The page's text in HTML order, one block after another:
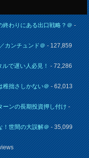
終わりにある出口戦略？＠-
カンチュンド＠- 127,859
ルで遅い人必見！- 72,286
稚拙さしかない＠- 62,013
ーンの長期投資押し付け-
！世間の大誤解＠- 35,099